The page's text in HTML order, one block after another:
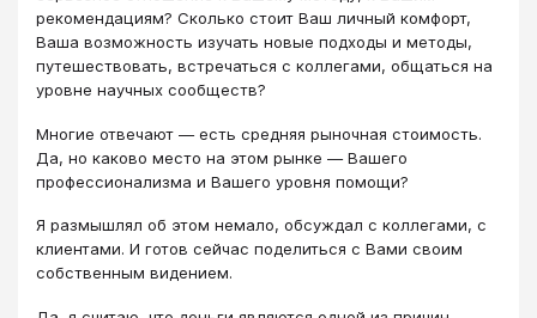
рекомендациям? Сколько стоит Ваш личный комфорт,
Ваша возможность изучать новые подходы и методы,
путешествовать, встречаться с коллегами, общаться на
уровне научных сообществ?
Многие отвечают ― есть средняя рыночная стоимость.
Да, но каково место на этом рынке ― Вашего
профессионализма и Вашего уровня помощи?
Я размышлял об этом немало, обсуждал с коллегами, с
клиентами. И готов сейчас поделиться с Вами своим
собственным видением.